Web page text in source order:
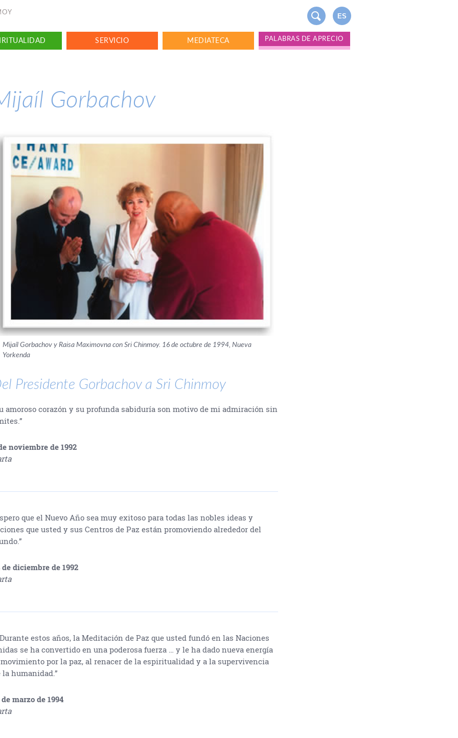
ES
SERVICIO MEDIATECA PALABRAS DE APRECIO
Gorbachov
Mijaíl Gorbachov y Raisa Maximovna con Sri Chinmoy. 16 de octubre de 1994, Nueva
Yorkenda
Presidente Gorbachov a Sri Chinmoy
amoroso corazón y su profunda sabiduría son motivo de mi admiración sin
noviembre de 1992
que el Nuevo Año sea muy exitoso para todas las nobles ideas y
que usted y sus Centros de Paz están promoviendo alrededor del
de diciembre de 1992
estos años, la Meditación de Paz que usted fundó en las Naciones
se ha convertido en una poderosa fuerza … y le ha dado nueva energía
por la paz, al renacer de la espiritualidad y a la supervivencia
la humanidad.”
de marzo de 1994